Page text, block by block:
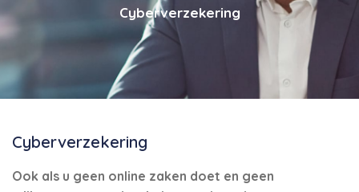
Cyberverzekering
Cyberverzekering
Ook als u geen online zaken doet en geen